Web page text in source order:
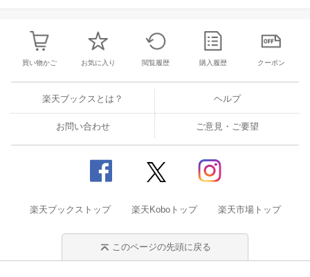
買い物かご お気に入り 閲覧履歴 購入履歴 クーポン
楽天ブックスとは？ ヘルプ
お問い合わせ ご意見・ご要望
楽天ブックストップ 楽天Koboトップ 楽天市場トップ
このページの先頭に戻る